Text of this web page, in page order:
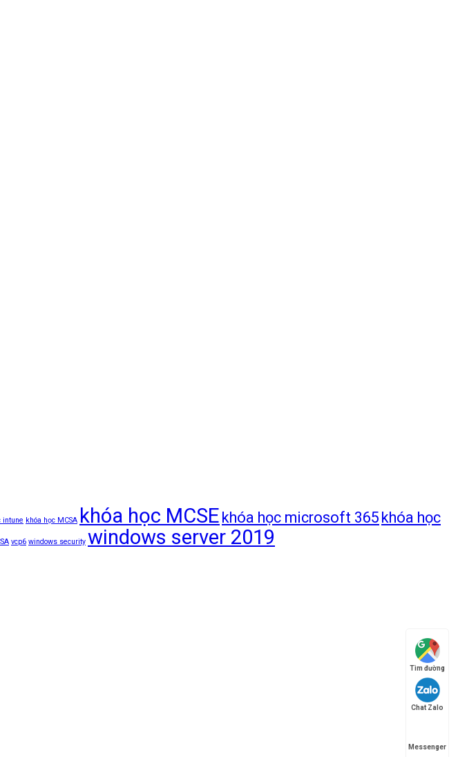
intune khóa học MCSA khóa học MCSE khóa học microsoft 365 khóa học
vcp6 windows security windows server 2019
Tìm đường
Chat Zalo
Messenger